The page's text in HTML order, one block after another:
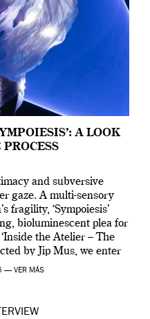
A LOOK
and subversive
gaze. A multi-sensory
fragility, ‘Sympoiesis’
bioluminescent plea for
the Atelier – The
by Jip Mus, we enter
van Herpen’s […]
— VER MÁS